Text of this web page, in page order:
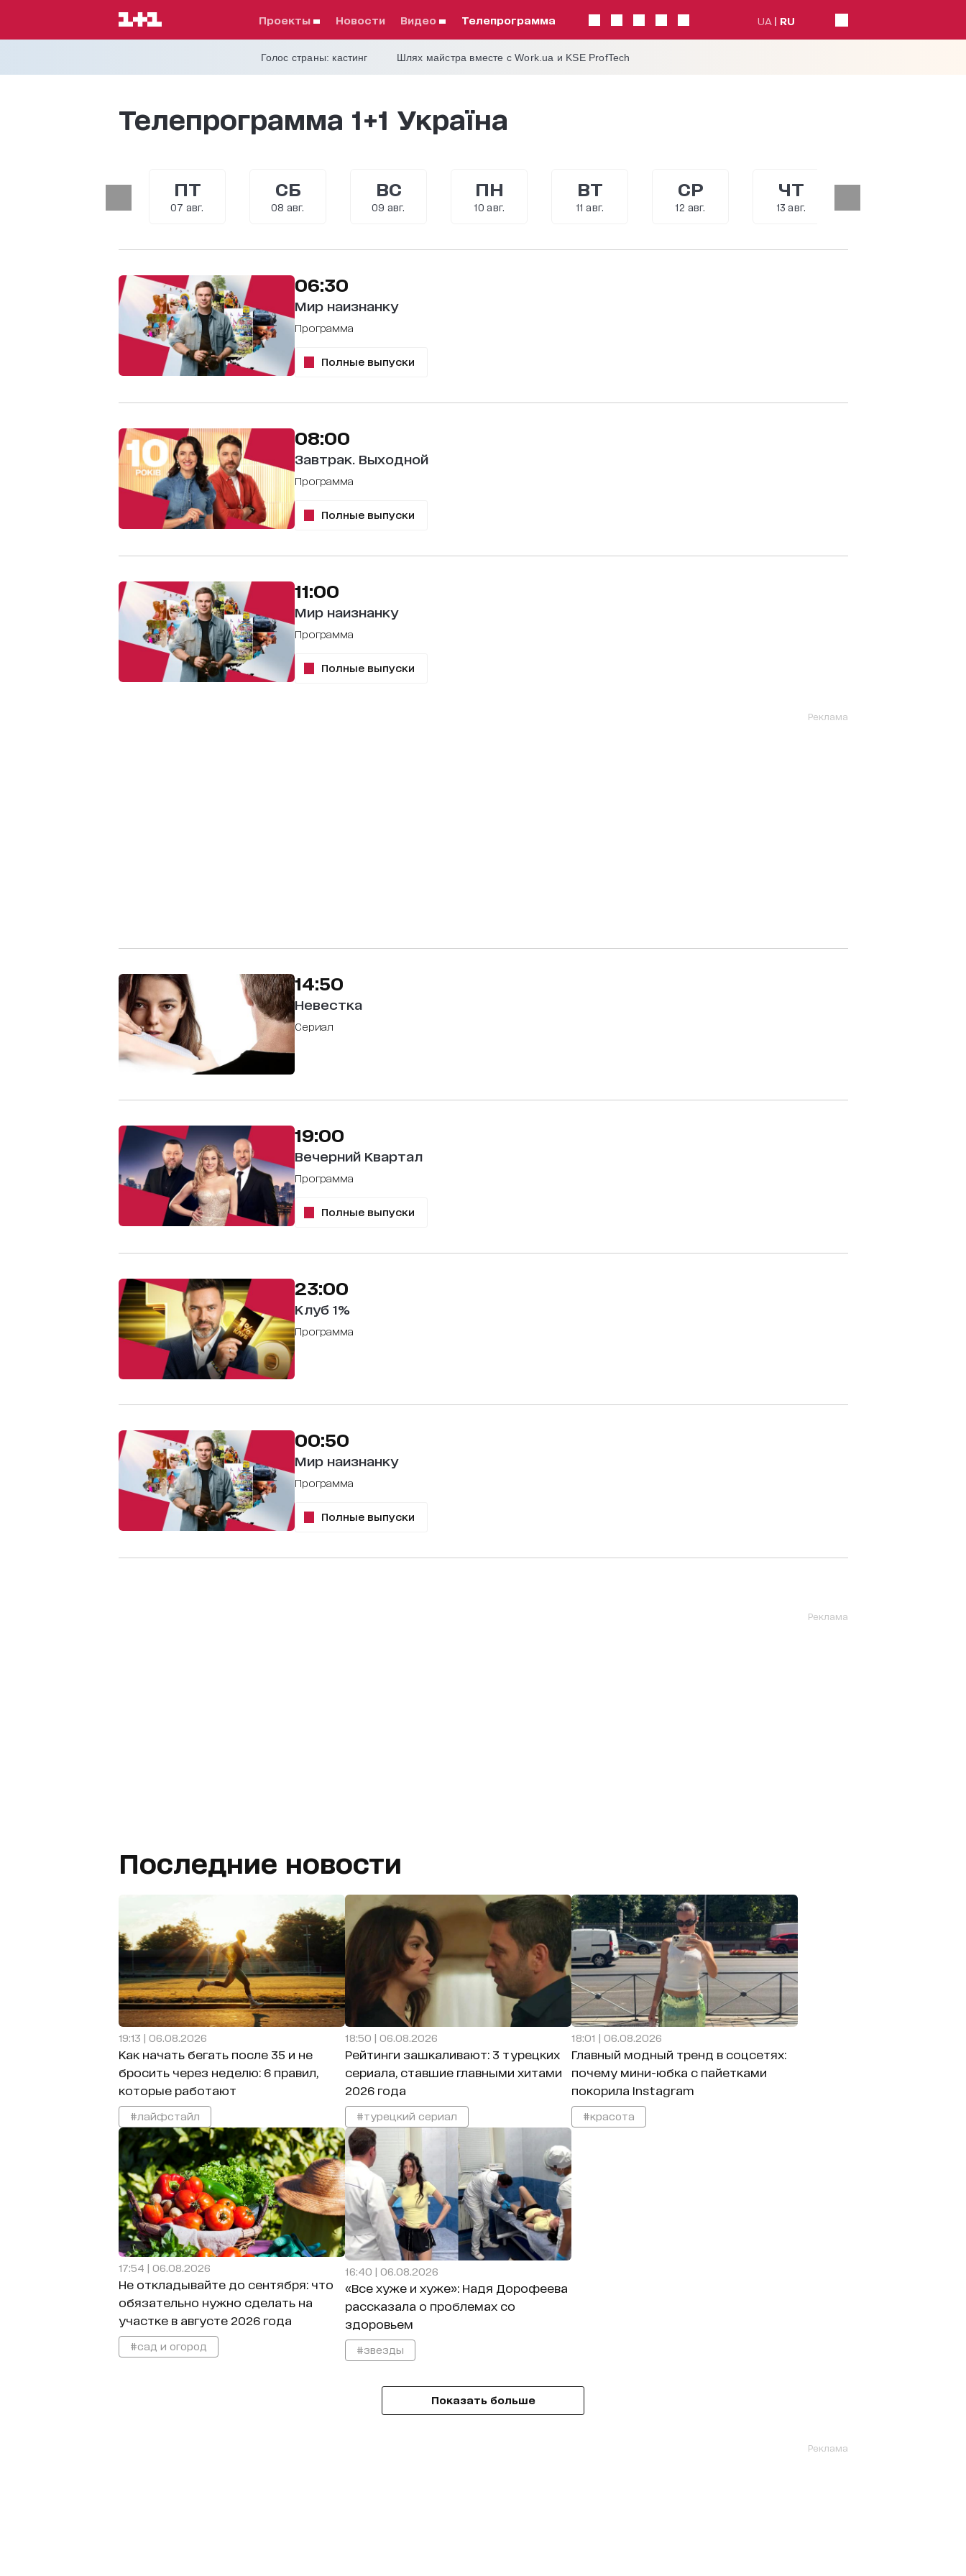
проекты Новости видео телепрограмма UA RU
Голос страны: кастинг Шлях майстра вместе с Work.ua и KSE ProfTech
Телепрограмма 1+1 Україна
ПТ
07 авг.
СБ
08 авг.
ВС
09 авг.
ПН
10 авг.
ВТ
11 авг.
СР
12 авг.
ЧТ
13 авг.
06:30
Мир наизнанку
Программа
Полные выпуски
08:00
Завтрак. Выходной
Программа
Полные выпуски
11:00
Мир наизнанку
Программа
Полные выпуски
Реклама
14:50
Невестка
сериал
19:00
Вечерний Квартал
Программа
Полные выпуски
23:00
Клуб 1%
Программа
00:50
Мир наизнанку
Программа
Полные выпуски
Реклама
Последние новости
19:13 | 06.08.2026
Как начать бегать после 35 и не
бросить через неделю: 6 правил,
которые работают
#лайфстайл
18:50 | 06.08.2026
Рейтинги зашкаливают: 3 турецких
сериала, ставшие главными хитами
2026 года
#турецкий сериал
18:01 | 06.08.2026
Главный модный тренд в соцсетях:
почему мини-юбка с пайетками
покорила Instagram
#красота
17:54 | 06.08.2026
Не откладывайте до сентября: что
обязательно нужно сделать на
участке в августе 2026 года
#сад и огород
16:40 | 06.08.2026
«Все хуже и хуже»: Надя Дорофеева
рассказала о проблемах со
здоровьем
#звезды
Показать больше
Реклама